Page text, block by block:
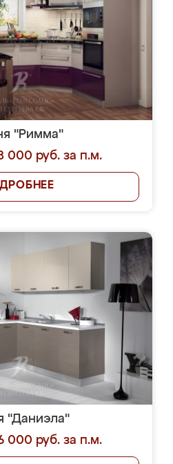
"Римма"
000 руб. за п.м.
"Даниэла"
000 руб. за п.м.